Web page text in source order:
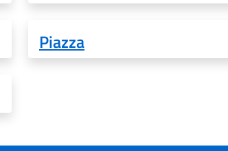
Piazza